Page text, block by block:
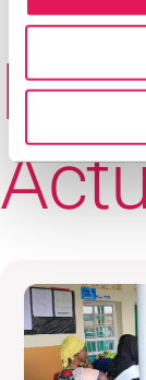
Más